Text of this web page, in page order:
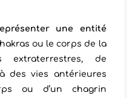
une entité
ou le corps de la
extraterrestres, de
des vies antérieures
ou d’un chagrin